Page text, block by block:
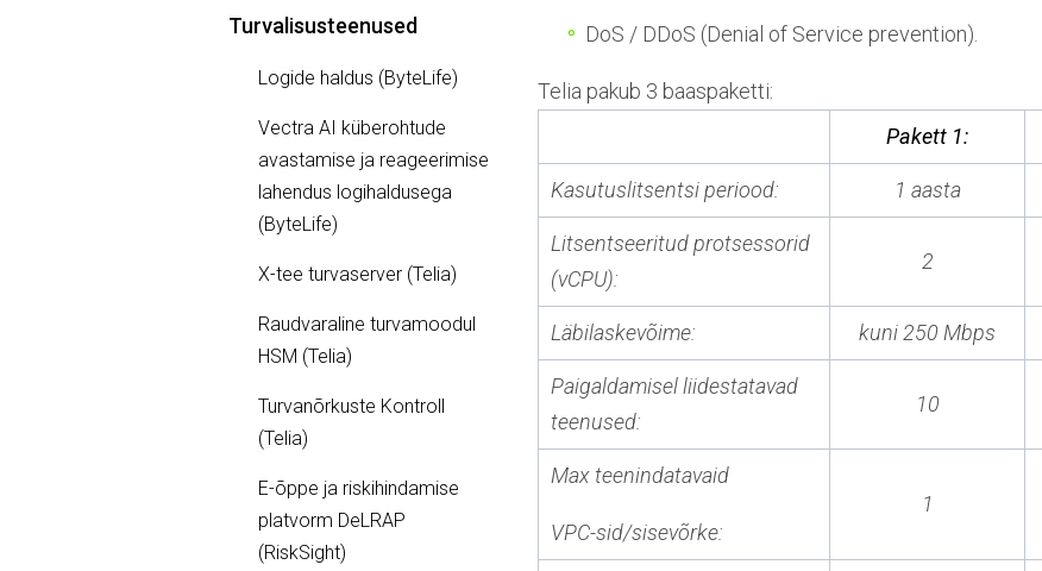
Turvalisusteenused
Logide haldus (ByteLife)
Vectra AI küberohtude
avastamise ja reageerimise
lahendus logihaldusega
(ByteLife)
X-tee turvaserver (Telia)
Raudvaraline turvamoodul
HSM (Telia)
Turvanõrkuste Kontroll
(Telia)
E-õppe ja riskihindamise
platvorm DeLRAP
(RiskSight)
DoS / DDoS (Denial of Service prevention).
Telia pakub 3 baaspaketti:
Pakett 1:
Kasutuslitsentsi periood: 1 aasta
Litsentseeritud protsessorid
(vCPU):
2
Läbilaskevõime: kuni 250 Mbps
Paigaldamisel liidestatavad
teenused:
10
Max teenindatavaid
VPC-sid/sisevõrke:
1